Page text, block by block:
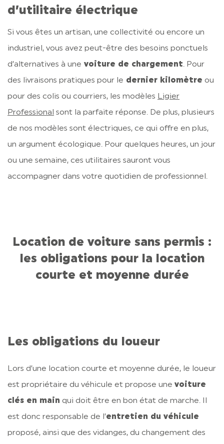
d’utilitaire électrique
Si vous êtes un artisan, une collectivité ou encore un
industriel, vous avez peut-être des besoins ponctuels
d’alternatives à une voiture de chargement. Pour
des livraisons pratiques pour le dernier kilomètre ou
pour des colis ou courriers, les modèles Ligier
Professional sont la parfaite réponse. De plus, plusieurs
de nos modèles sont électriques, ce qui offre en plus,
un argument écologique. Pour quelques heures, un jour
ou une semaine, ces utilitaires sauront vous
accompagner dans votre quotidien de professionnel.
Location de voiture sans permis :
les obligations pour la location
courte et moyenne durée
Les obligations du loueur
Lors d’une location courte et moyenne durée, le loueur
est propriétaire du véhicule et propose une voiture
clés en main qui doit être en bon état de marche. Il
est donc responsable de l’entretien du véhicule
proposé, ainsi que des vidanges, du changement des